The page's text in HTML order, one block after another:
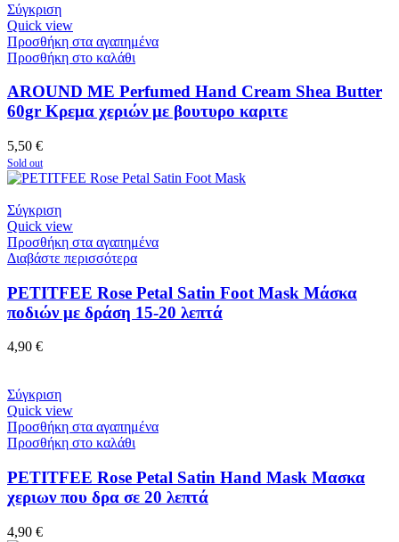
Σύγκριση
Quick view
Προσθήκη στα αγαπημένα
Προσθήκη στο καλάθι
AROUND ME Perfumed Hand Cream Shea Butter
60gr Kρεμα χεριών με βουτυρο καριτε
5,50 €
Sold out
Σύγκριση
Quick view
Προσθήκη στα αγαπημένα
Διαβάστε περισσότερα
PETITFEE Rose Petal Satin Foot Mask Μάσκα
ποδιών με δράση 15-20 λεπτά
4,90 €
Σύγκριση
Quick view
Προσθήκη στα αγαπημένα
Προσθήκη στο καλάθι
PETITFEE Rose Petal Satin Hand Mask Μασκα
χεριων που δρα σε 20 λεπτά
4,90 €